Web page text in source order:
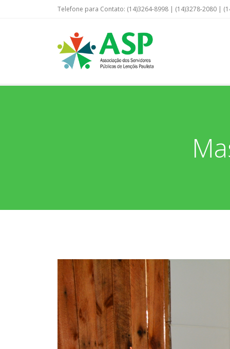
Telefone para Contato: (14)3264-8998 | (14)3278-2080 |